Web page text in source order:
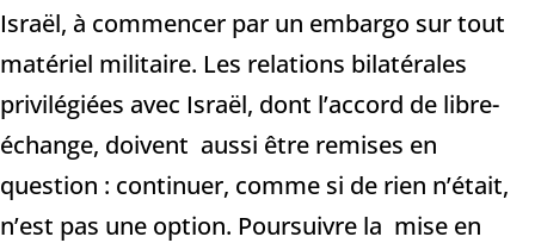
Israël, à commencer par un embargo sur tout
matériel militaire. Les relations bilatérales
privilégiées avec Israël, dont l’accord de libre-
échange, doivent aussi être remises en
question : continuer, comme si de rien n’était,
n’est pas une option. Poursuivre la mise en